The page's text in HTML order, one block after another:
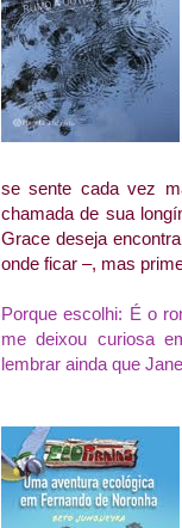
se sente cada vez
chamada de sua
Grace deseja
onde ficar –, mas
Porque escolhi: É o r
me deixou curiosa
lembrar ainda que